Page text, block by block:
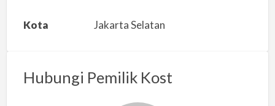
a
s
Kota Jakarta Selatan
Hubungi Pemilik Kost